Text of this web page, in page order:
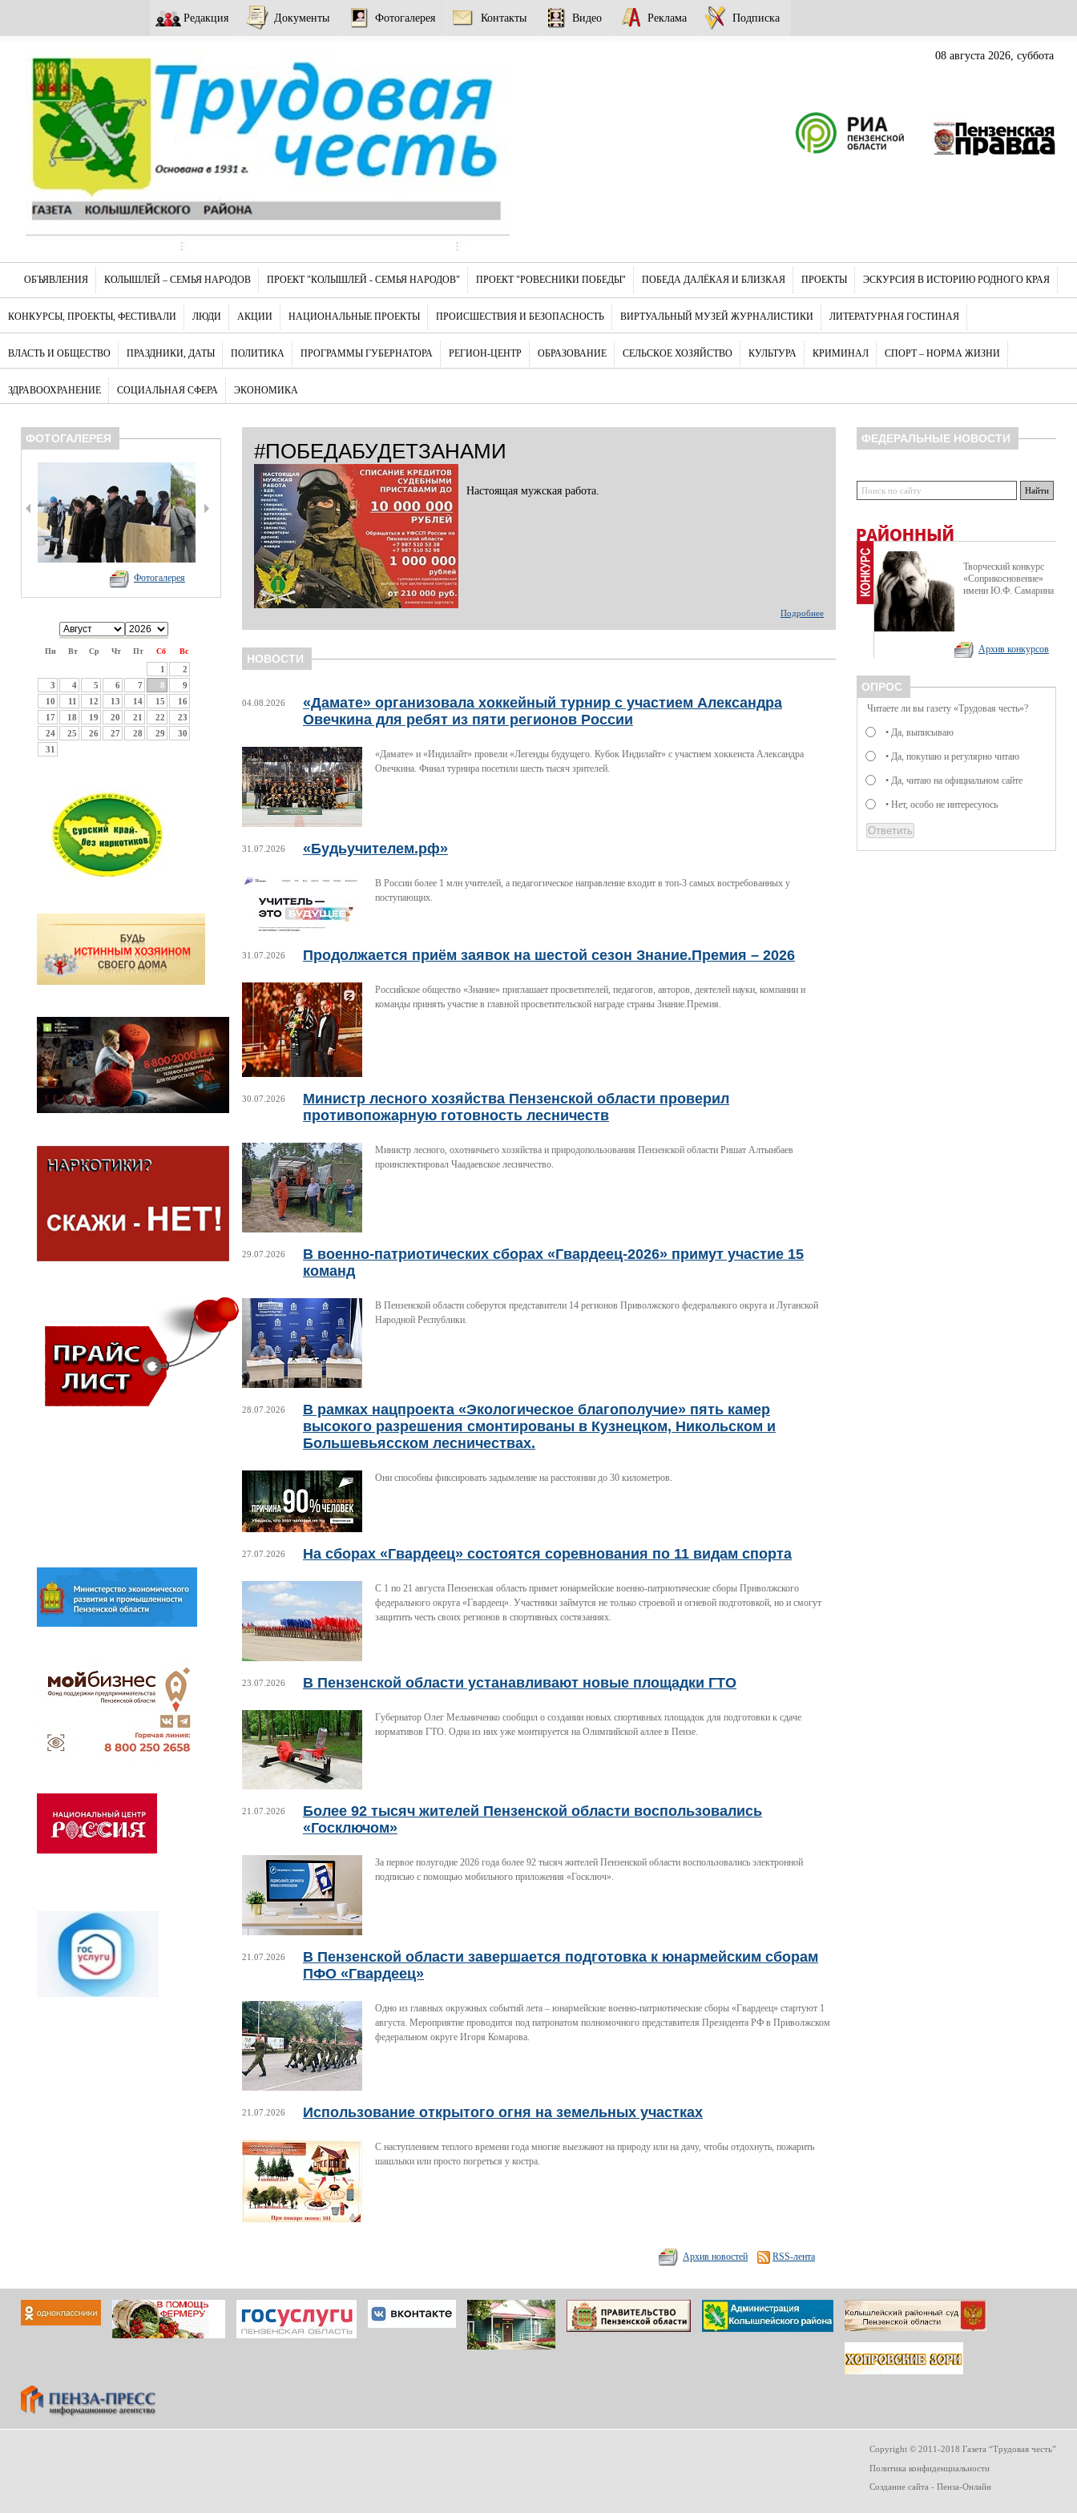
Редакция Документы Фотогалерея Контакты Видео Реклама Подписка
08 августа 2026, суббота
ОБЪЯВЛЕНИЯ КОЛЫШЛЕЙ – СЕМЬЯ НАРОДОВ ПРОЕКТ "КОЛЫШЛЕЙ - СЕМЬЯ НАРОДОВ" ПРОЕКТ "РОВЕСНИКИ ПОБЕДЫ" ПОБЕДА ДАЛЁКАЯ И БЛИЗКАЯ ПРОЕКТЫ ЭСКУРСИЯ В ИСТОРИЮ РОДНОГО КРАЯ
КОНКУРСЫ, ПРОЕКТЫ, ФЕСТИВАЛИ ЛЮДИ АКЦИИ НАЦИОНАЛЬНЫЕ ПРОЕКТЫ ПРОИСШЕСТВИЯ И БЕЗОПАСНОСТЬ ВИРТУАЛЬНЫЙ МУЗЕЙ ЖУРНАЛИСТИКИ ЛИТЕРАТУРНАЯ ГОСТИНАЯ
ВЛАСТЬ И ОБЩЕСТВО ПРАЗДНИКИ, ДАТЫ ПОЛИТИКА ПРОГРАММЫ ГУБЕРНАТОРА РЕГИОН-ЦЕНТР ОБРАЗОВАНИЕ СЕЛЬСКОЕ ХОЗЯЙСТВО КУЛЬТУРА КРИМИНАЛ СПОРТ – НОРМА ЖИЗНИ
ЗДРАВООХРАНЕНИЕ СОЦИАЛЬНАЯ СФЕРА ЭКОНОМИКА
ФОТОГАЛЕРЕЯ
Фотогалерея
Пн Вт Ср Чт Пт Сб Вс
1
2
3
4 5 6 7 8
9
10
11 12 13 14 15
16
17
18 19 20 21 22
23
24
25 26 27 28 29
30
31
#ПОБЕДАБУДЕТЗАНАМИ
Настоящая мужская работа.
Подробнее
НОВОСТИ
04.08.2026
«Дамате» организовала хоккейный турнир с участием Александра
Овечкина для ребят из пяти регионов России
«Дамате» и «Индилайт» провели «Легенды будущего. Кубок Индилайт» с участием хоккеиста Александра
Овечкина. Финал турнира посетили шесть тысяч зрителей.
31.07.2026 «Будьучителем.рф»
В России более 1 млн учителей, а педагогическое направление входит в топ-3 самых востребованных у
поступающих.
31.07.2026 Продолжается приём заявок на шестой сезон Знание.Премия – 2026
Российское общество «Знание» приглашает просветителей, педагогов, авторов, деятелей науки, компании и
команды принять участие в главной просветительской награде страны Знание.Премия.
30.07.2026
Министр лесного хозяйства Пензенской области проверил
противопожарную готовность лесничеств
Министр лесного, охотничьего хозяйства и природопользования Пензенской области Ришат Алтынбаев
проинспектировал Чаадаевское лесничество.
29.07.2026
В военно-патриотических сборах «Гвардеец-2026» примут участие 15
команд
В Пензенской области соберутся представители 14 регионов Приволжского федерального округа и Луганской
Народной Республики.
28.07.2026
В рамках нацпроекта «Экологическое благополучие» пять камер
высокого разрешения смонтированы в Кузнецком, Никольском и
Большевьясском лесничествах.
Они способны фиксировать задымление на расстоянии до 30 километров.
27.07.2026 На сборах «Гвардеец» состоятся соревнования по 11 видам спорта
С 1 по 21 августа Пензенская область примет юнармейские военно-патриотические сборы Приволжского
федерального округа «Гвардеец». Участники займутся не только строевой и огневой подготовкой, но и смогут
защитить честь своих регионов в спортивных состязаниях.
23.07.2026 В Пензенской области устанавливают новые площадки ГТО
Губернатор Олег Мельниченко сообщил о создании новых спортивных площадок для подготовки к сдаче
нормативов ГТО. Одна из них уже монтируется на Олимпийской аллее в Пензе.
21.07.2026
Более 92 тысяч жителей Пензенской области воспользовались
«Госключом»
За первое полугодие 2026 года более 92 тысяч жителей Пензенской области воспользовались электронной
подписью с помощью мобильного приложения «Госключ».
21.07.2026
В Пензенской области завершается подготовка к юнармейским сборам
ПФО «Гвардеец»
Одно из главных окружных событий лета – юнармейские военно-патриотические сборы «Гвардеец» стартуют 1
августа. Мероприятие проводится под патронатом полномочного представителя Президента РФ в Приволжском
федеральном округе Игоря Комарова.
21.07.2026 Использование открытого огня на земельных участках
С наступлением теплого времени года многие выезжают на природу или на дачу, чтобы отдохнуть, пожарить
шашлыки или просто погреться у костра.
Архив новостей RSS-лента
ФЕДЕРАЛЬНЫЕ НОВОСТИ
Творческий конкурс
«Соприкосновение»
имени Ю.Ф. Самарина
Архив конкурсов
ОПРОС
Читаете ли вы газету «Трудовая честь»?
• Да, выписываю
• Да, покупаю и регулярно читаю
• Да, читаю на официальном сайте
• Нет, особо не интересуюсь
Copyright © 2011-2018 Газета “Трудовая честь”
Политика конфиденциальности
Создание сайта - Пенза-Онлайн